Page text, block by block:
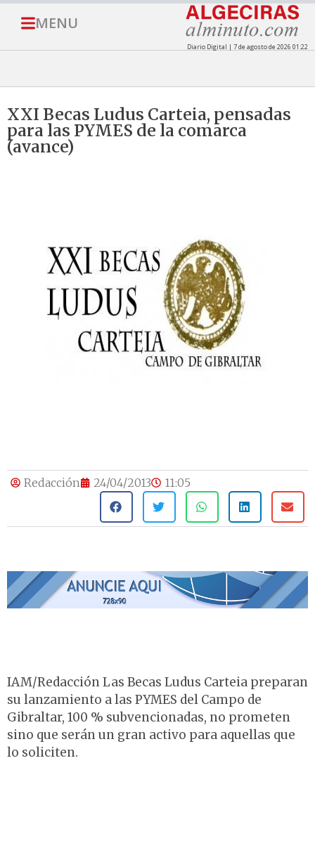
MENU
Diario Digital | 7 de agosto de 2026 01:22
XXI Becas Ludus Carteia, pensadas
para las PYMES de la comarca
(avance)
Redacción 24/04/2013 11:05
IAM/Redacción Las Becas Ludus Carteia preparan
su lanzamiento a las PYMES del Campo de
Gibraltar, 100 % subvencionadas, no prometen
sino que serán un gran activo para aquellas que
lo soliciten.